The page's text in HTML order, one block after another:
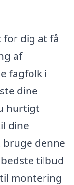
dig at få
af
fagfolk i
dine
hurtigt
dine
bruge denne
tilbud
montering